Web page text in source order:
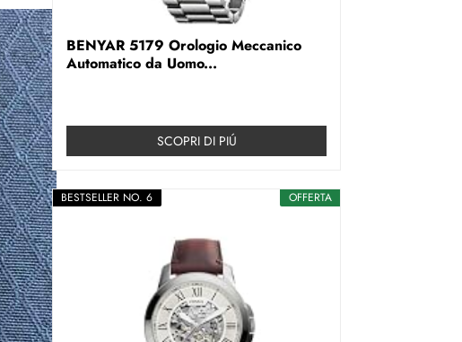
BENYAR 5179 Orologio Meccanico
Automatico da Uomo...
SCOPRI DI PIÚ
OFFERTA
BESTSELLER NO. 6